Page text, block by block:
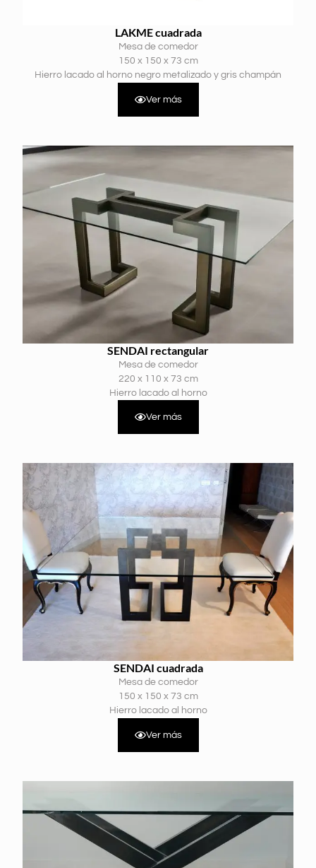
LAKME cuadrada
Mesa de comedor
150 x 150 x 73 cm
Hierro lacado al horno negro metalizado y gris champán
Ver más
SENDAI rectangular
Mesa de comedor
220 x 110 x 73 cm
Hierro lacado al horno
Ver más
SENDAI cuadrada
Mesa de comedor
150 x 150 x 73 cm
Hierro lacado al horno
Ver más